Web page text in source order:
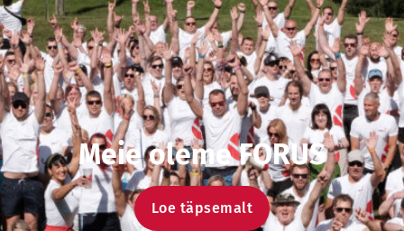
Meie oleme FORUS
Loe täpsemalt